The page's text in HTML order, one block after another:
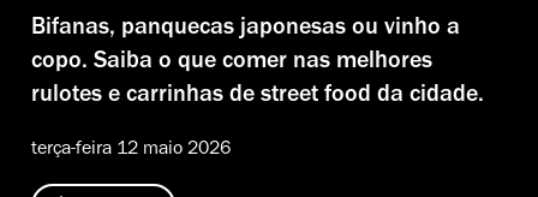
Bifanas, panquecas japonesas ou vinho a
copo. Saiba o que comer nas melhores
rulotes e carrinhas de street food da cidade.
terça-feira 12 maio 2026